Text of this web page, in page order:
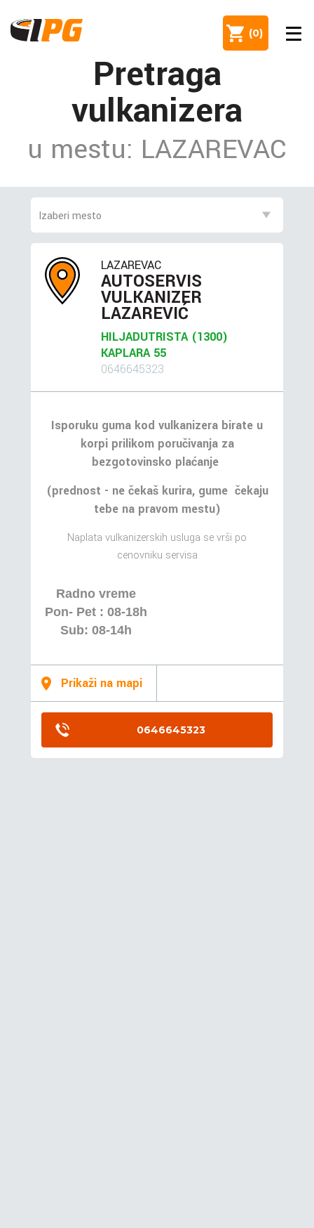
(0)
Pretraga
vulkanizera
u mestu: LAZAREVAC
LAZAREVAC
AUTOSERVIS
VULKANIZER
LAZAREVIĆ
HILJADUTRISTA (1300)
KAPLARA 55
0646645323
Isporuku guma kod vulkanizera birate u
korpi prilikom poručivanja za
bezgotovinsko plaćanje
(prednost - ne čekaš kurira, gume čekaju
tebe na pravom mestu)
Naplata vulkanizerskih usluga se vrši po
cenovniku servisa
Radno vreme
Pon- Pet : 08-18h
Sub: 08-14h
Prikaži na mapi
0646645323